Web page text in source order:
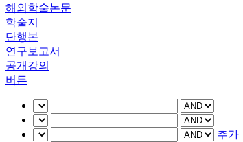
해외학술논문
학술지
단행본
연구보고서
공개강의
버튼
추가